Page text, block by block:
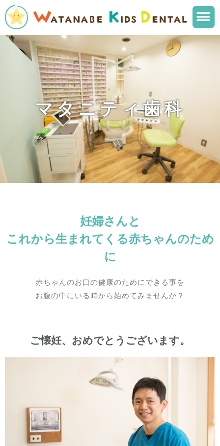
メ
ニ
ュ
ー
マタニティ歯科
妊婦さんと
これから生まれてくる赤ちゃんのため
に
赤ちゃんのお口の健康のためにできる事を
お腹の中にいる時から始めてみませんか？
ご懐妊、おめでとうございます。